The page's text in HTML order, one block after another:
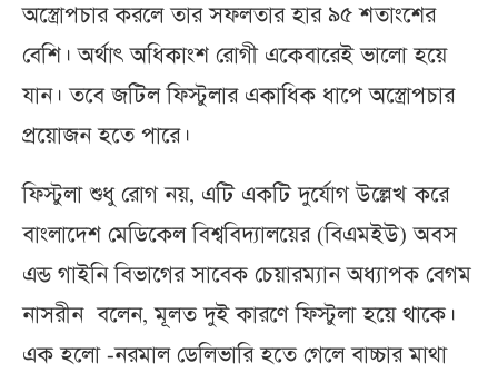
অস্ত্রোপচার করলে তার সফলতার হার ৯৫ শতাংশের
বেশি। অর্থাৎ অধিকাংশ রোগী একেবারেই ভালো হয়ে
যান। তবে জটিল ফিস্টুলার একাধিক ধাপে অস্ত্রোপচার
প্রয়োজন হতে পারে।
ফিস্টুলা শুধু রোগ নয়, এটি একটি দুর্যোগ উল্লেখ করে
বাংলাদেশ মেডিকেল বিশ্ববিদ্যালয়ের (বিএমইউ) অবস
এন্ড গাইনি বিভাগের সাবেক চেয়ারম্যান অধ্যাপক বেগম
নাসরীন বলেন, মূলত দুই কারণে ফিস্টুলা হয়ে থাকে।
এক হলো -নরমাল ডেলিভারি হতে গেলে বাচ্চার মাথা